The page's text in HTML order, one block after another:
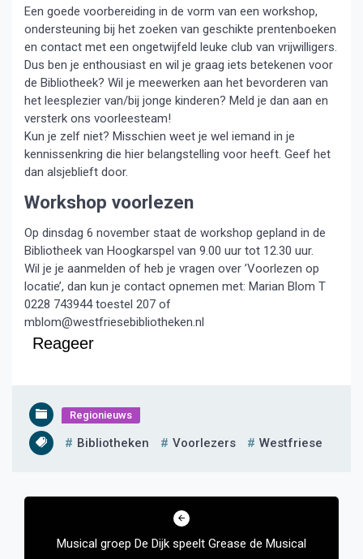
Een goede voorbereiding in de vorm van een workshop,
ondersteuning bij het zoeken van geschikte prentenboeken
en contact met een ongetwijfeld leuke club van vrijwilligers.
Dus ben je enthousiast en wil je graag iets betekenen voor
de Bibliotheek? Wil je meewerken aan het bevorderen van
het leesplezier van/bij jonge kinderen? Meld je dan aan en
versterk ons voorleesteam!
Kun je zelf niet? Misschien weet je wel iemand in je
kennissenkring die hier belangstelling voor heeft. Geef het
dan alsjeblieft door.
Workshop voorlezen
Op dinsdag 6 november staat de workshop gepland in de
Bibliotheek van Hoogkarspel van 9.00 uur tot 12.30 uur.
Wil je je aanmelden of heb je vragen over ’Voorlezen op
locatie’, dan kun je contact opnemen met: Marian Blom T
0228 743944 toestel 207 of
mblom@westfriesebibliotheken.nl
Reageer
Regionieuws
Bibliotheken Voorlezers Westfriese
Bericht
Musical groep De Dijk speelt Grease de Musical